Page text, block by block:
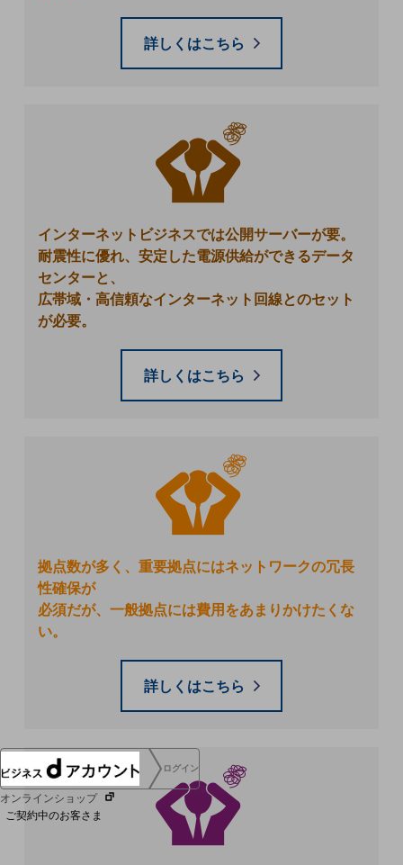
NTTドコモビジネスグループのサステナビリティ
サステナビリティレポート
ダイバーシティ
経営情報
経営情報TOP
障がい者採用
人材育成制度
広告・協賛
ログイン
オンラインショップ
ご契約中のお客さま
詳しくはこちら
インターネットビジネスでは公開サーバーが要。
耐震性に優れ、安定した電源供給ができるデータ
センターと、
広帯域・高信頼なインターネット回線とのセット
が必要。
詳しくはこちら
拠点数が多く、重要拠点にはネットワークの冗長
性確保が
必須だが、一般拠点には費用をあまりかけたくな
い。
詳しくはこちら